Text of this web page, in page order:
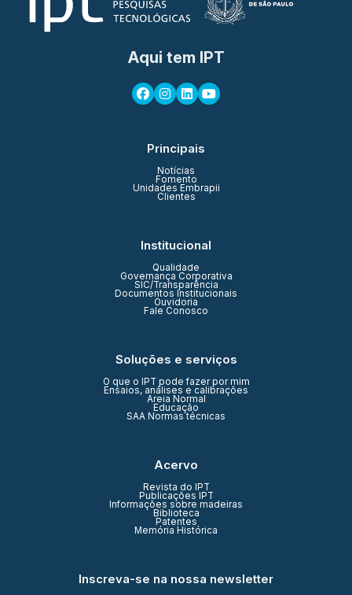
Aqui tem IPT
Principais
Notícias
Fomento
Unidades Embrapii
Clientes
Institucional
Qualidade
Governança Corporativa
SIC/Transparência
Documentos Institucionais
Ouvidoria
Fale Conosco
Soluções e serviços
O que o IPT pode fazer por mim
Ensaios, análises e calibrações
Areia Normal
Educação
SAA Normas técnicas
Acervo
Revista do IPT
Publicações IPT
Informações sobre madeiras
Biblioteca
Patentes
Memória Histórica
Inscreva-se na nossa newsletter